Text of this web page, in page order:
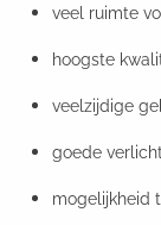
veel ruimte
hoogste
veelzijdige
goede
mogelijkheid